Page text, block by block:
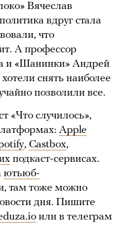
Вячеслав
вдруг стала
что
А профессор
и «Шанинки» Андрей
снять наиболее
позволили все.
«Что случилось»,
Apple
, Castbox,
подкаст-сервисах.
ютьюб-
там тоже можно
дня. Пишите
или в телеграм